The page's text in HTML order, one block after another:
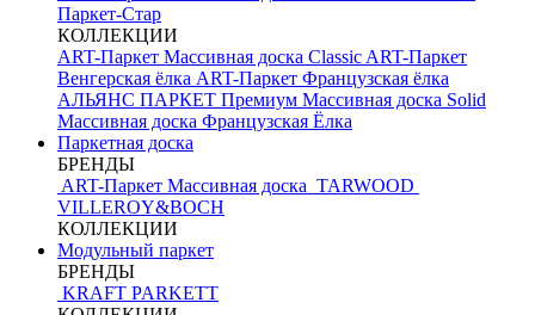
Паркет-Стар
КОЛЛЕКЦИИ
ART-Паркет Массивная доска Classic ART-Паркет
Венгерская ёлка ART-Паркет Французская ёлка
АЛЬЯНС ПАРКЕТ Премиум Массивная доска Solid
Массивная доска Французская Ёлка
Паркетная доска
БРЕНДЫ
ART-Паркет Массивная доска TARWOOD
VILLEROY&BOCH
КОЛЛЕКЦИИ
Модульный паркет
БРЕНДЫ
KRAFT PARKETT